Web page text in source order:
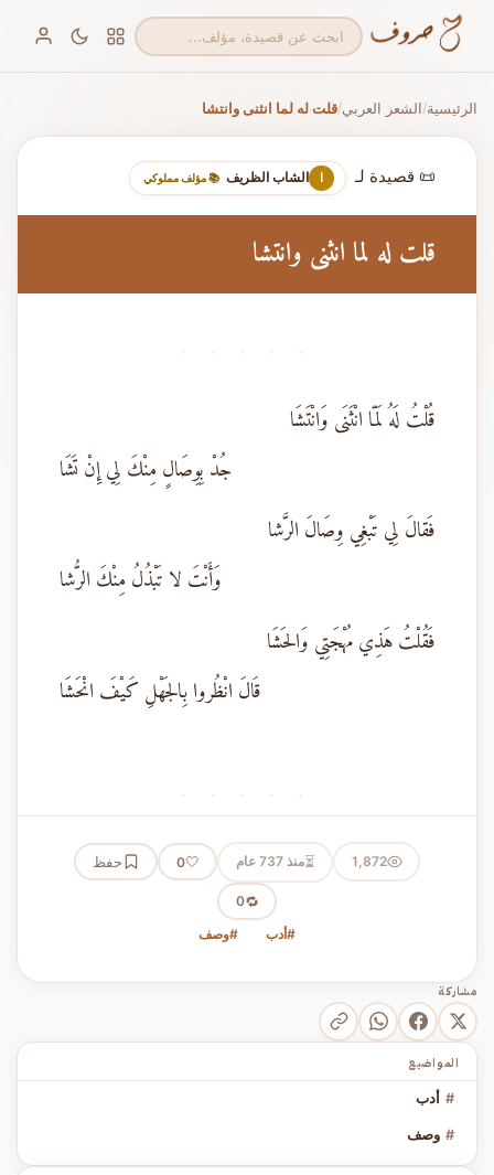
الرئيسية/الشعر العربي/قلت له لما انثنى وانتشا
📜 قصيدة لـ ا الشاب الظريف 📚 مؤلف مملوكي
قلت له لما انثنى وانتشا
· · · · ·
قُلْتُ لَهُ لَمّا انْثَنَى وَانْتَشَا
جُدْ بِوِصَالٍ مِنْكَ لِي إِنْ تَشَا
فَقالَ لِي تَبْغِي وِصَالَ الرَّشا
وَأَنْتَ لا تَبْذُلُ مِنْكَ الرُّشا
فَقُلْتُ هَذِي مُهْجَتِي وَالحَشَا
قَالَ انْظُروا بِالجَهْلِ كَيْفَ انْحَشَا
· · · · ·
1,872
⏳منذ 737 عام 🤍
0 حفظ
🔁
0
#أدب
#وصف
مشاركة
المواضيع
# أدب
# وصف